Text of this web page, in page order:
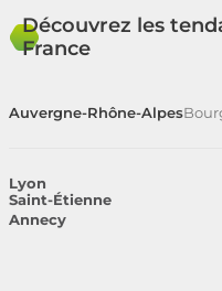
Découvrez les
France
Auvergne-Rhône-Alpes
Lyon
Saint-Étienne
Annecy